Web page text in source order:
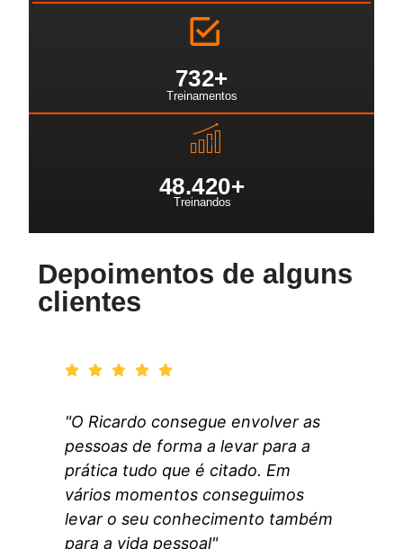
Treinamentos
732+
Treinandos
48.420+
Depoimentos de alguns
clientes
"O Ricardo consegue envolver as
pessoas de forma a levar para a
prática tudo que é citado. Em
vários momentos conseguimos
levar o seu conhecimento também
para a vida pessoal"